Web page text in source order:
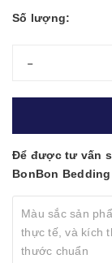
Số lượng:
-
Để được tư vấn
BonBon Bedding
Màu sắc sản
thực tế, và kích
thước chuẩn